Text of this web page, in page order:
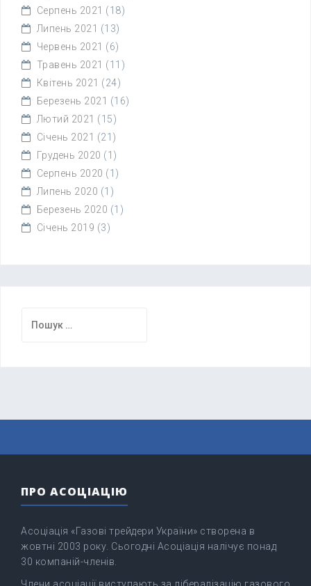
Серпень 2021 (18)
Липень 2021 (13)
Червень 2021 (6)
Травень 2021 (11)
Квітень 2021 (24)
Березень 2021 (16)
Лютий 2021 (15)
Січень 2021 (21)
Грудень 2020 (1)
Серпень 2020 (1)
Липень 2020 (1)
Березень 2020 (1)
Січень 2019 (3)
ПРО АСОЦІАЦІЮ
Асоціація «Газові трейдери України» створена в
жовтні 2003 року. Сьогодні Асоціація налічує понад
30 компаній-членів.